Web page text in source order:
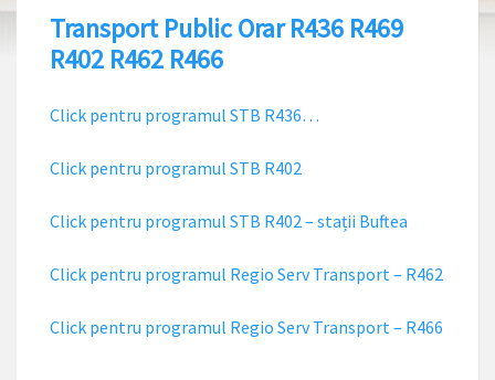
Transport Public Orar R436 R469
R402 R462 R466
Click pentru programul STB R436…
Click pentru programul STB R402
Click pentru programul STB R402 – stații Buftea
Click pentru programul Regio Serv Transport – R462
Click pentru programul Regio Serv Transport – R466